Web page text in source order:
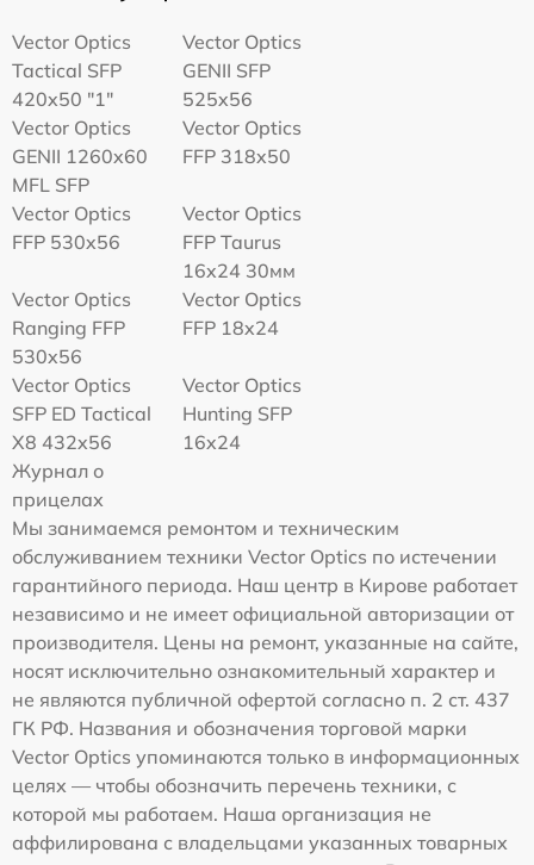
Vector Optics
Tactical SFP
420x50 "1"
Vector Optics
GENII SFP
525x56
Vector Optics
GENII 1260x60
MFL SFP
Vector Optics
FFP 318x50
Vector Optics
FFP 530x56
Vector Optics
FFP Taurus
16x24 30мм
Vector Optics
Ranging FFP
530x56
Vector Optics
FFP 18x24
Vector Optics
SFP ED Tactical
X8 432x56
Vector Optics
Hunting SFP
16x24
Журнал о
прицелах
Мы занимаемся ремонтом и техническим
обслуживанием техники Vector Optics по истечении
гарантийного периода. Наш центр в Кирове работает
независимо и не имеет официальной авторизации от
производителя. Цены на ремонт, указанные на сайте,
носят исключительно ознакомительный характер и
не являются публичной офертой согласно п. 2 ст. 437
ГК РФ. Названия и обозначения торговой марки
Vector Optics упоминаются только в информационных
целях — чтобы обозначить перечень техники, с
которой мы работаем. Наша организация не
аффилирована с владельцами указанных товарных